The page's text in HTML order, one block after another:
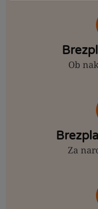
Ob
Za